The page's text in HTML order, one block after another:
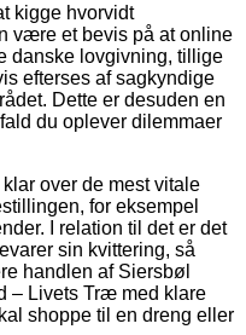
kigge hvorvidt
være et bevis på at online
danske lovgivning, tillige
efterses af sagkyndige
Dette er desuden en
du oplever dilemmaer
over de mest vitale
for eksempel
I relation til det er det
sin kvittering, så
handlen af Siersbøl
– Livets Træ med klare
shoppe til en dreng eller